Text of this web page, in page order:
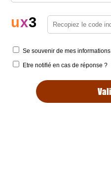
ux3
Se souvenir de mes informations
Etre notifié en cas de réponse ?